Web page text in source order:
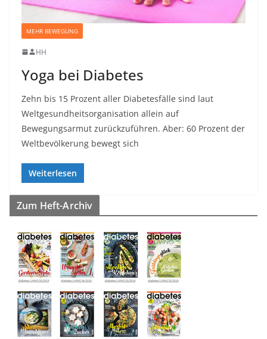
MEHR BEWEGUNG
HH
Yoga bei Diabetes
Zehn bis 15 Prozent aller Diabetesfälle sind laut
Weltgesundheitsorganisation allein auf
Bewegungsarmut zurückzuführen. Aber: 60 Prozent der
Weltbevölkerung bewegt sich
Weiterlesen
Zum Heft-Archiv